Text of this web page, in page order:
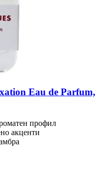
Eau de Parfum,
профил
акценти